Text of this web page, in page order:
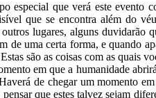
especial que verá este evento
que se encontra além do
lugares, alguns duvidarão
de uma certa forma, e quando
são as coisas com as quais
em que a humanidade
de chegar um momento
pensar que estes talvez sejam